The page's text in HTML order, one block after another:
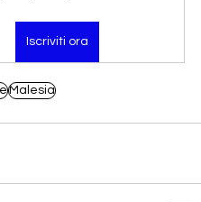
Iscriviti ora
Malesia